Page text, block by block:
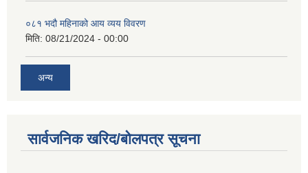
०८१ भदौ महिनाको आय व्यय विवरण
मिति: 08/21/2024 - 00:00
अन्य
सार्वजनिक खरिद/बोलपत्र सूचना